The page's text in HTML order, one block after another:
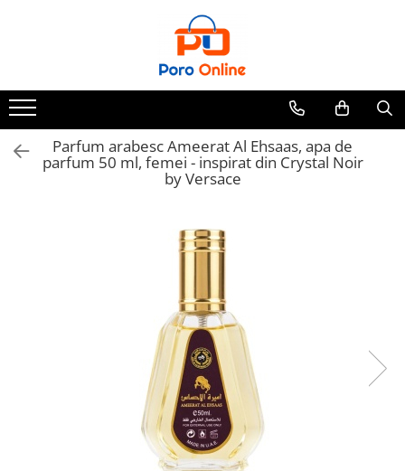
Al Absar
Parfum
Clone
Parfum Barbati
Parfum arabesc Ameerat Al Ehsaas, apa de
parfum 50 ml, femei - inspirat din Crystal Noir
by Versace